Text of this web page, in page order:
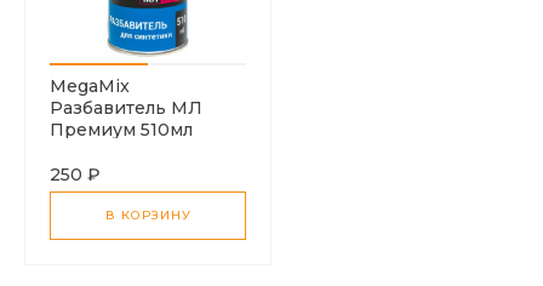
MegaMix
Разбавитель МЛ
Премиум 510мл
250 ₽
В КОРЗИНУ